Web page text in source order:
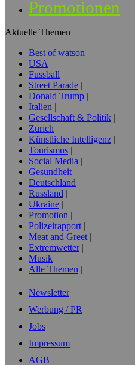
Promotionen
Aktuelle Themen
Best of watson
USA
Fussball
Street Parade
Donald Trump
Italien
Gesellschaft & Politik
Zürich
Künstliche Intelligenz
Tourismus
Social Media
Gesundheit
Deutschland
Russland
Ukraine
Promotion
Polizeirapport
Meat and Greet
Extremwetter
Musik
Alle Themen
Newsletter
Werbung / PR
Jobs
Impressum
AGB